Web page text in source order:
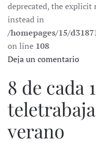
deprecated, the explicit
instead in
/homepages/15/
on line 108
Deja un comentario
8 de cada
verano